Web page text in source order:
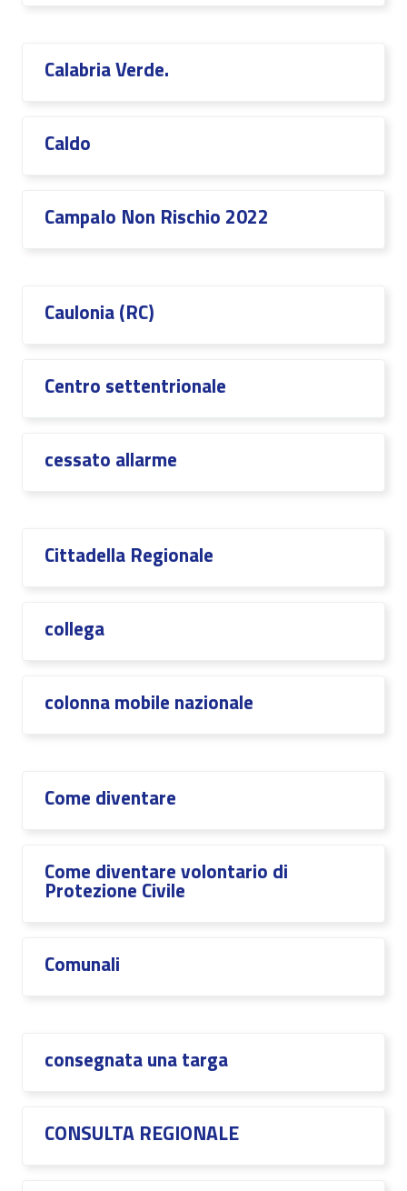
Calabria Verde.
Caldo
CampaIo Non Rischio 2022
Caulonia (RC)
Centro settentrionale
cessato allarme
Cittadella Regionale
collega
colonna mobile nazionale
Come diventare
Come diventare volontario di
Protezione Civile
Comunali
consegnata una targa
CONSULTA REGIONALE